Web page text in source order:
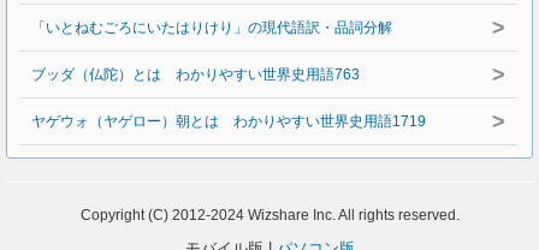
「いとねむごろにいたはりけり」の現代語訳・品詞分解 >
ブッダ（仏陀）とは わかりやすい世界史用語763 >
ヤゲウォ（ヤゲロー）朝とは わかりやすい世界史用語1719 >
Copyright (C) 2012-2024 Wizshare Inc. All rights reserved.